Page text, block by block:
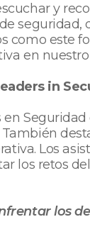
y
como este
en nuestro
in
Los
los retos
los